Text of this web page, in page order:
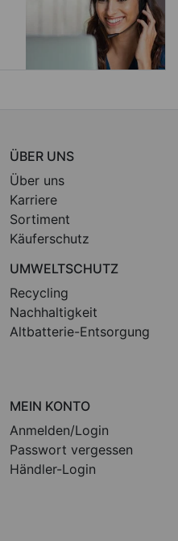
ÜBER UNS
Über uns
Karriere
Sortiment
Käuferschutz
UMWELTSCHUTZ
Recycling
Nachhaltigkeit
Altbatterie-Entsorgung
MEIN KONTO
Anmelden/Login
Passwort vergessen
Händler-Login